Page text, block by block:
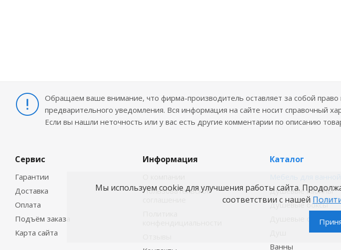
Обращаем ваше внимание, что фирма-производитель оставляет за собой
предварительного уведомления. Вся информация на сайте носит справочный
Если вы нашли неточность или у вас есть другие комментарии по описанию
Сервис
Гарантии
Доставка
Оплата
Подъём заказа
Карта сайта
Информация
Пользовательское
Каталог
Душевые кабины
Душевые боксы
Душевые
Ванны
Мы используем cookie для улучшения работы сайта.
соответствии с нашей